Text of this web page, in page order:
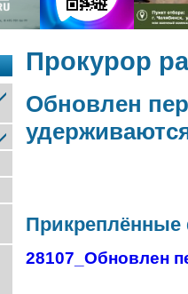
Прокурор
Обновлен
28107_Обновлен